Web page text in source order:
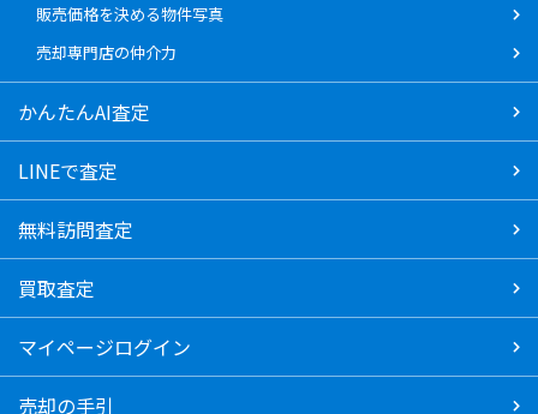
販売価格を決める物件写真
売却専門店の仲介力
かんたんAI査定
LINEで査定
無料訪問査定
買取査定
マイページログイン
売却の手引